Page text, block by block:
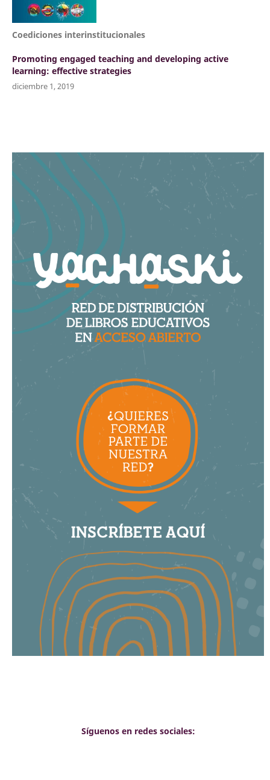
Coediciones interinstitucionales
Promoting engaged teaching and developing active
learning: effective strategies
diciembre 1, 2019
Síguenos en redes sociales: